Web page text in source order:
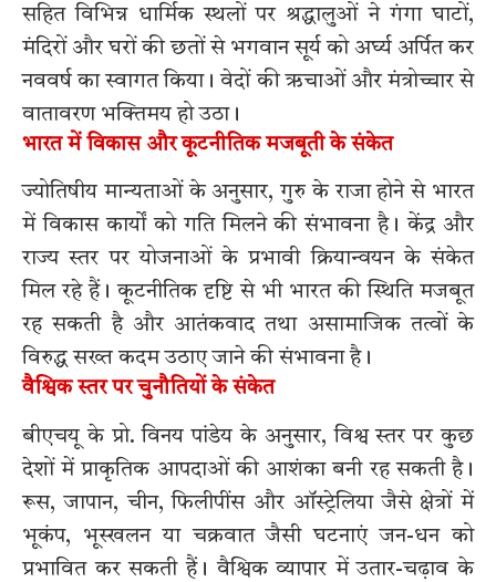
सहित विभिन्न धार्मिक स्थलों पर श्रद्धालुओं ने गंगा घाटों,
मंदिरों और घरों की छतों से भगवान सूर्य को अर्घ्य अर्पित कर
नववर्ष का स्वागत किया। वेदों की ऋचाओं और मंत्रोच्चार से
वातावरण भक्तिमय हो उठा।
भारत में विकास और कूटनीतिक मजबूती के संकेत
ज्योतिषीय मान्यताओं के अनुसार, गुरु के राजा होने से भारत
में विकास कार्यों को गति मिलने की संभावना है। केंद्र और
राज्य स्तर पर योजनाओं के प्रभावी क्रियान्वयन के संकेत
मिल रहे हैं। कूटनीतिक दृष्टि से भी भारत की स्थिति मजबूत
रह सकती है और आतंकवाद तथा असामाजिक तत्वों के
विरुद्ध सख्त कदम उठाए जाने की संभावना है।
वैश्विक स्तर पर चुनौतियों के संकेत
बीएचयू के प्रो. विनय पांडेय के अनुसार, विश्व स्तर पर कुछ
देशों में प्राकृतिक आपदाओं की आशंका बनी रह सकती है।
रूस, जापान, चीन, फिलीपींस और ऑस्ट्रेलिया जैसे क्षेत्रों में
भूकंप, भूस्खलन या चक्रवात जैसी घटनाएं जन-धन को
प्रभावित कर सकती हैं। वैश्विक व्यापार में उतार-चढ़ाव के